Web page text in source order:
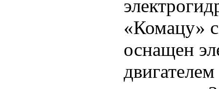
«Комацу»
оснащен